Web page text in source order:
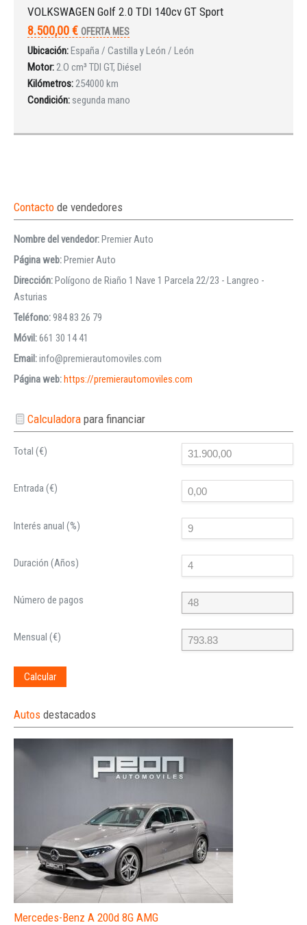
VOLKSWAGEN Golf 2.0 TDI 140cv GT Sport
8.500,00 € OFERTA MES
Ubicación:España / Castilla y León / León
Motor:2.O cm³ TDI GT, Diésel
Kilómetros:254000 km
Condición: segunda mano
Contacto de vendedores
Nombre del vendedor:Premier Auto
Página web:Premier Auto
Dirección:Polígono de Riaño 1 Nave 1 Parcela 22/23 - Langreo -
Asturias
Teléfono:984 83 26 79
Móvil:661 30 14 41
Email:info@premierautomoviles.com
Página web:https://premierautomoviles.com
Calculadorapara financiar
Total (€)
Entrada (€)
Interés anual (%)
Duración (Años)
Número de pagos
Mensual (€)
Calcular
Autos destacados
Mercedes-Benz A 200d 8G AMG